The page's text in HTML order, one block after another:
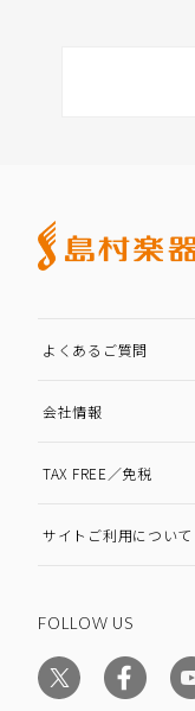
よくあるご質問
会社情報
TAX FREE／免税
サイトご利用について
FOLLOW US